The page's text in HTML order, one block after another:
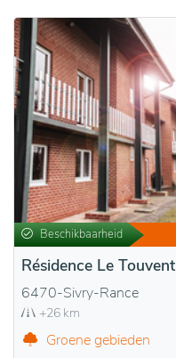
Beschikbaarheid
Résidence Le Touvent
6470-Sivry-Rance
+26 km
Groene gebieden